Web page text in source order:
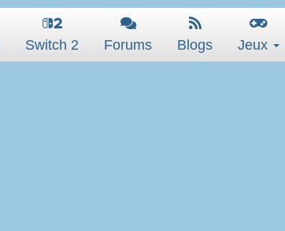
Switch 2 Forums Blogs Jeux